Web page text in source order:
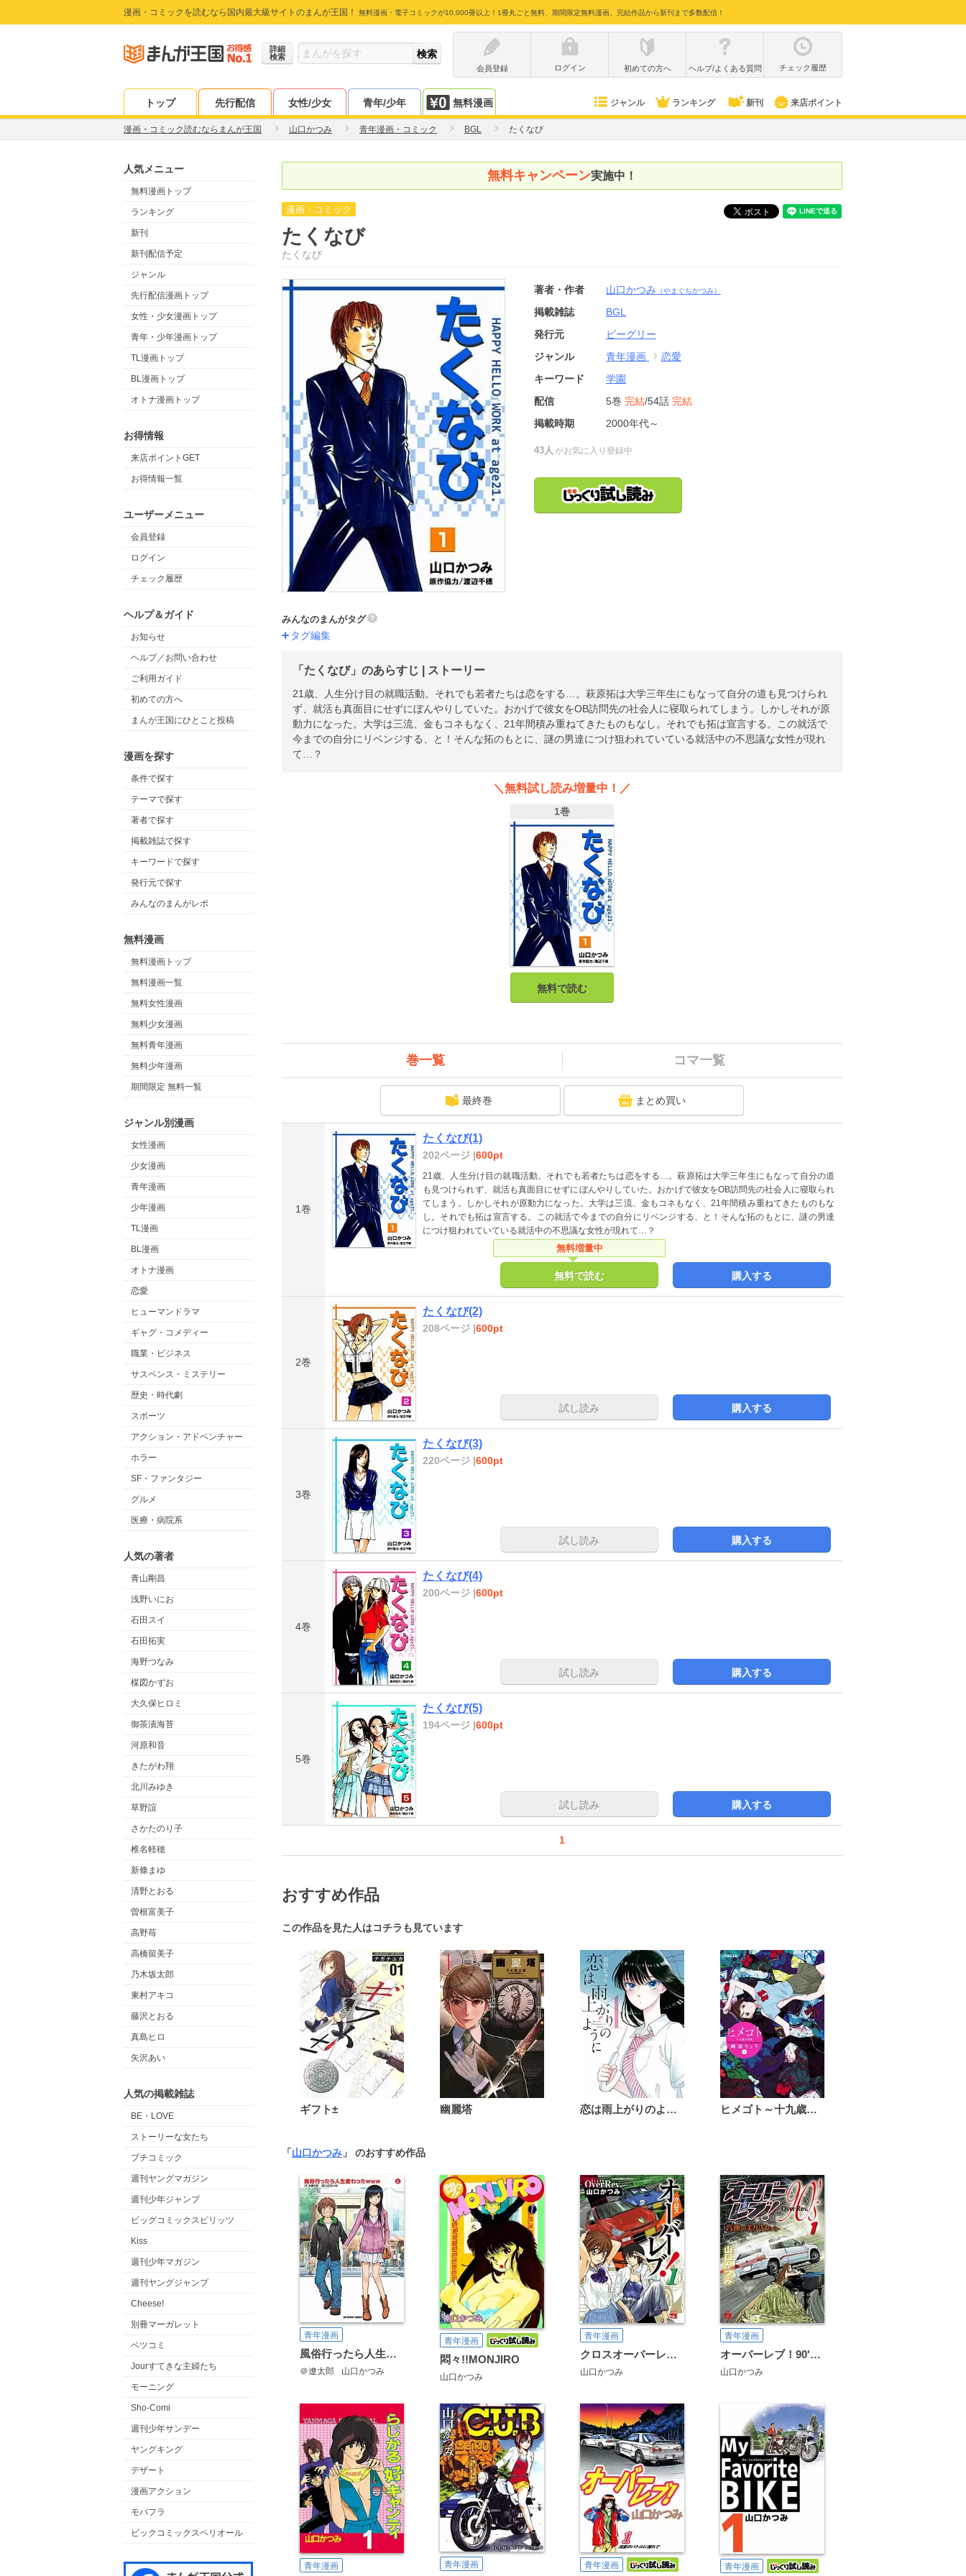
漫画・コミックを読むなら国内最大級サイトのまんが王国！ 無料漫画・電子コミックが10,000冊以上！1冊丸ごと無料、期間限定無料漫画、完結作品から新刊まで多数配信！
詳細
検索
会員登録
ログイン 初めての方へ ヘルプ/よくある質問 チェック履歴
トップ 先行配信 女性/少女 青年/少年 無料漫画 ジャンル ランキング 新刊 来店ポイント
漫画・コミック読むならまんが王国 山口かつみ 青年漫画・コミック BGL たくなび
人気メニュー
無料漫画トップ
ランキング
新刊
新刊配信予定
ジャンル
先行配信漫画トップ
女性・少女漫画トップ
青年・少年漫画トップ
TL漫画トップ
BL漫画トップ
オトナ漫画トップ
お得情報
来店ポイントGET
お得情報一覧
ユーザーメニュー
会員登録
ログイン
チェック履歴
ヘルプ＆ガイド
お知らせ
ヘルプ／お問い合わせ
ご利用ガイド
初めての方へ
まんが王国にひとこと投稿
漫画を探す
条件で探す
テーマで探す
著者で探す
掲載雑誌で探す
キーワードで探す
発行元で探す
みんなのまんがレポ
無料漫画
無料漫画トップ
無料漫画一覧
無料女性漫画
無料少女漫画
無料青年漫画
無料少年漫画
期間限定 無料一覧
ジャンル別漫画
女性漫画
少女漫画
青年漫画
少年漫画
TL漫画
BL漫画
オトナ漫画
恋愛
ヒューマンドラマ
ギャグ・コメディー
職業・ビジネス
サスペンス・ミステリー
歴史・時代劇
スポーツ
アクション・アドベンチャー
ホラー
SF・ファンタジー
グルメ
医療・病院系
人気の著者
青山剛昌
浅野いにお
石田スイ
石田拓実
海野つなみ
楳図かずお
大久保ヒロミ
御茶漬海苔
河原和音
きたがわ翔
北川みゆき
草野誼
さかたのり子
椎名軽穂
新條まゆ
清野とおる
曽根富美子
高野苺
高橋留美子
乃木坂太郎
東村アキコ
藤沢とおる
真島ヒロ
矢沢あい
人気の掲載雑誌
BE・LOVE
ストーリーな女たち
プチコミック
週刊ヤングマガジン
週刊少年ジャンプ
ビッグコミックスピリッツ
Kiss
週刊少年マガジン
週刊ヤングジャンプ
Cheese!
別冊マーガレット
ベツコミ
Jourすてきな主婦たち
モーニング
Sho-Comi
週刊少年サンデー
ヤングキング
デザート
漫画アクション
モバフラ
ビックコミックスペリオール
無料キャンペーン実施中！
漫画・コミック
たくなび
たくなび
著者・作者 山口かつみ （やまぐちかつみ）
掲載雑誌
BGL
発行元
ビーグリー
ジャンル
青年漫画
恋愛
キーワード
学園
配信
5巻 完結/54話 完結
掲載時期
2000年代～
43人 がお気に入り登録中
みんなのまんがタグ
タグ編集
「たくなび」のあらすじ | ストーリー
21歳、人生分け目の就職活動。それでも若者たちは恋をする…。萩原拓は大学三年生にもなって自分の道も見つけられ
ず、就活も真面目にせずにぼんやりしていた。おかげで彼女をOB訪問先の社会人に寝取られてしまう。しかしそれが原
動力になった。大学は三流、金もコネもなく、21年間積み重ねてきたものもなし。それでも拓は宣言する。この就活で
今までの自分にリベンジする、と！そんな拓のもとに、謎の男達につけ狙われていている就活中の不思議な女性が現れ
て…？
＼無料試し読み増量中！／
1巻
無料で読む
巻一覧 コマ一覧
最終巻 まとめ買い
1巻
たくなび(1)
202ページ |600pt
21歳、人生分け目の就職活動。それでも若者たちは恋をする…。萩原拓は大学三年生にもなって自分の道
も見つけられず、就活も真面目にせずにぼんやりしていた。おかげで彼女をOB訪問先の社会人に寝取られ
てしまう。しかしそれが原動力になった。大学は三流、金もコネもなく、21年間積み重ねてきたものもな
し。それでも拓は宣言する。この就活で今までの自分にリベンジする、と！そんな拓のもとに、謎の男達
につけ狙われていている就活中の不思議な女性が現れて…？
無料増量中
無料で読む 購入する
2巻
たくなび(2)
208ページ |600pt
試し読み 購入する
3巻
たくなび(3)
220ページ |600pt
試し読み 購入する
4巻
たくなび(4)
200ページ |600pt
試し読み 購入する
5巻
たくなび(5)
194ページ |600pt
試し読み 購入する
1
おすすめ作品
この作品を見た人はコチラも見ています
ギフト± 幽麗塔 恋は雨上がりのように ヒメゴト～十九歳の制服～
「山口かつみ 」 のおすすめ作品
青年漫画
風俗行ったら人生変わったwww
＠遼太郎 山口かつみ
青年漫画
悶々!!MONJIRO
山口かつみ
青年漫画
クロスオーバーレブ！
山口かつみ
青年漫画
オーバーレブ！90'ｓ―音速の美少女たち―
山口かつみ
青年漫画 青年漫画 青年漫画 青年漫画